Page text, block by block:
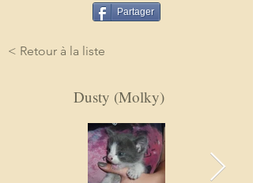
Partager
< Retour à la liste
Dusty (Molky)